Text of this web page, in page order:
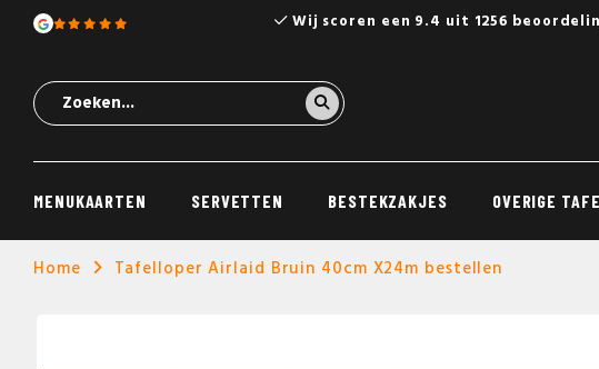
Wij scoren een 9.4 uit 1256
MENUKAARTEN SERVETTEN BESTEKZAKJES OVERIGE
Home Tafelloper Airlaid Bruin 40cm X24m bestellen